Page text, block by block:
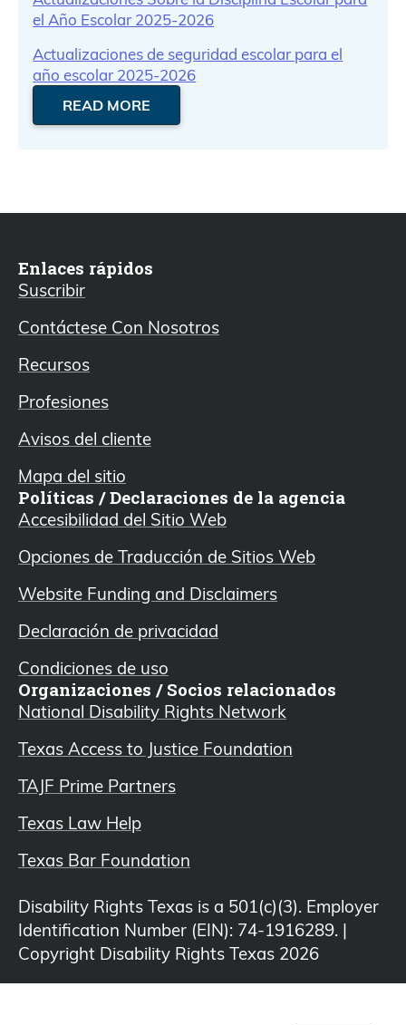
el Año Escolar 2025-2026
Actualizaciones de seguridad escolar para el
año escolar 2025-2026
READ MORE
Enlaces rápidos
Suscribir
Contáctese Con Nosotros
Recursos
Profesiones
Avisos del cliente
Mapa del sitio
Políticas / Declaraciones de la agencia
Accesibilidad del Sitio Web
Opciones de Traducción de Sitios Web
Website Funding and Disclaimers
Declaración de privacidad
Condiciones de uso
Organizaciones / Socios relacionados
National Disability Rights Network
Texas Access to Justice Foundation
TAJF Prime Partners
Texas Law Help
Texas Bar Foundation
Disability Rights Texas is a 501(c)(3). Employer
Identification Number (EIN): 74-1916289. |
Copyright Disability Rights Texas 2026